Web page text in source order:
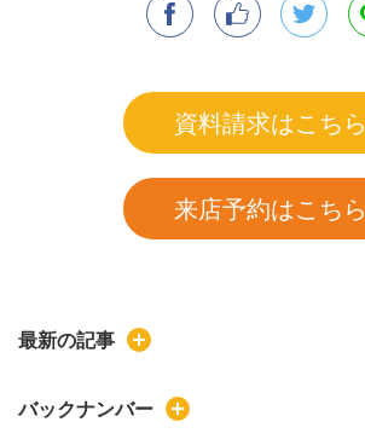
資料請求はこちら
来店予約はこちら
最新の記事
バックナンバー